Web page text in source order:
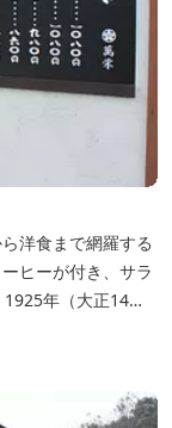
洋食まで網羅する
ヒーが付き、サラ
歩一分と好立地の
間が2部屋。少人
定食は